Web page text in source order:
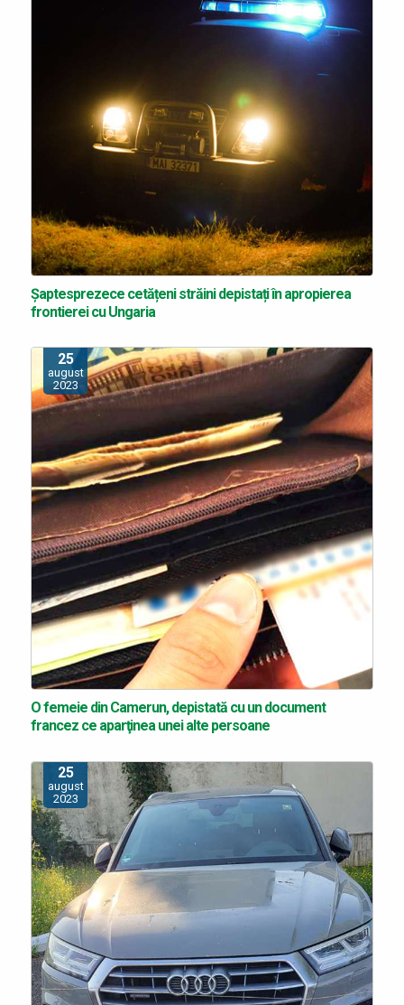
Şaptesprezece cetățeni străini depistați în apropierea
frontierei cu Ungaria
25
august
2023
O femeie din Camerun, depistată cu un document
francez ce aparţinea unei alte persoane
25
august
2023